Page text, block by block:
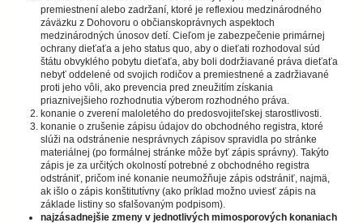
premiestnení alebo zadržaní, ktoré je reflexiou medzinárodného
záväzku z Dohovoru o občianskoprávnych aspektoch
medzinárodných únosov detí. Cieľom je zabezpečenie primárnej
ochrany dieťaťa a jeho status quo, aby o dieťati rozhodoval súd
štátu obvyklého pobytu dieťaťa, aby boli dodržiavané práva dieťaťa
nebyť oddelené od svojich rodičov a premiestnené a zadržiavané
proti jeho vôli, ako prevencia pred zneužitím získania
priaznivejšieho rozhodnutia výberom rozhodného práva.
konanie o zverení maloletého do predosvojiteľskej starostlivosti.
konanie o zrušenie zápisu údajov do obchodného registra, ktoré
slúži na odstránenie nesprávnych zápisov spravidla po stránke
materiálnej (po formálnej stránke môže byť zápis správny). Takýto
zápis je za určitých okolností potrebné z obchodného registra
odstrániť, pričom iné konanie neumožňuje zápis odstrániť, najmä,
ak išlo o zápis konštitutívny (ako príklad možno uviesť zápis na
základe listiny so sfalšovaným podpisom).
najzásadnejšie zmeny v jednotlivých mimosporových konaniach